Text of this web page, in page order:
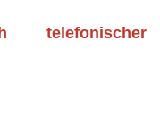
telefonischer